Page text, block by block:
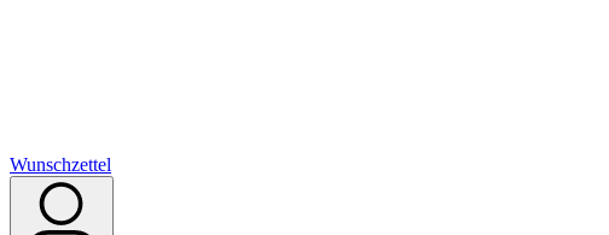
Wunschzettel